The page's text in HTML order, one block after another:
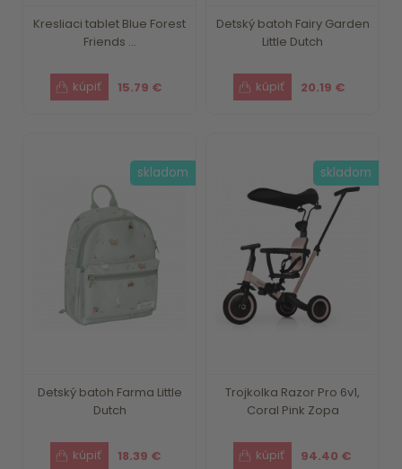
Kresliaci tablet Blue Forest
Friends ...
15.79 €
Detský batoh Fairy Garden
Little Dutch
20.19 €
Detský batoh Farma Little
Dutch
18.39 €
skladom
Trojkolka Razor Pro 6v1,
Coral Pink Zopa
94.40 €
skladom